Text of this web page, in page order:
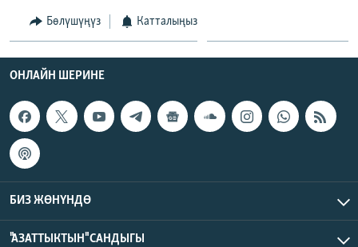
ЭЕ/АРнун бардык сайттары
Бөлүшүңүз Катталыңыз
ОНЛАЙН ШЕРИНЕ
БИЗ ЖӨНҮНДӨ
"АЗАТТЫКТЫН" САНДЫГЫ